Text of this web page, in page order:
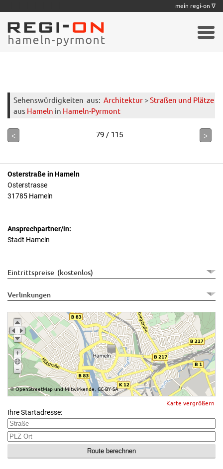
Sehenswürdigkeiten aus: Architektur >Straßen und Plätze
aus Hameln in Hameln-Pyrmont
< 79 / 115 >
Osterstraße in Hameln
Osterstrasse
31785 Hameln
Ansprechpartner/in:
Stadt Hameln
Eintrittspreise (kostenlos)
Verlinkungen
©OpenStreetMap undMitwirkende CC-BY-SA
Karte vergrößern
Ihre Startadresse:
mein regi-on ∇